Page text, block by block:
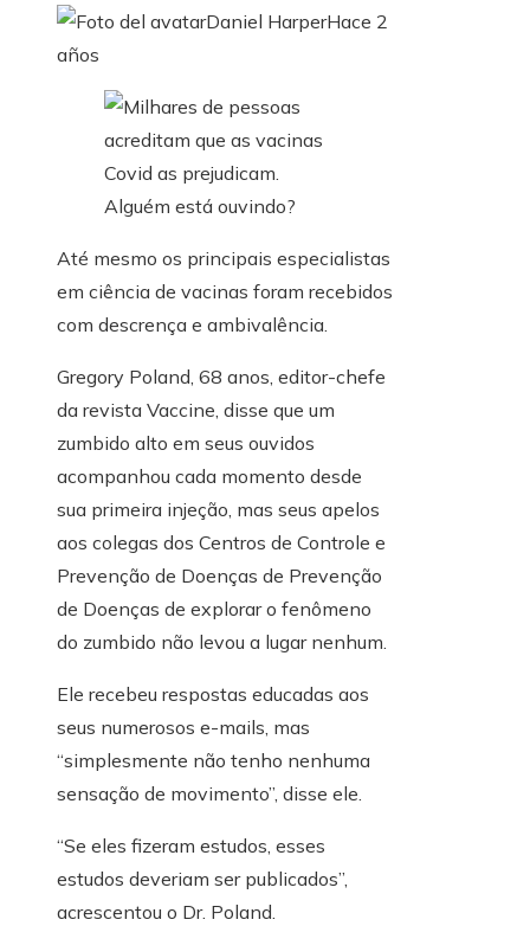
Daniel HarperHace 2
años
Até mesmo os principais especialistas
em ciência de vacinas foram recebidos
com descrença e ambivalência.
Gregory Poland, 68 anos, editor-chefe
da revista Vaccine, disse que um
zumbido alto em seus ouvidos
acompanhou cada momento desde
sua primeira injeção, mas seus apelos
aos colegas dos Centros de Controle e
Prevenção de Doenças de Prevenção
de Doenças de explorar o fenômeno
do zumbido não levou a lugar nenhum.
Ele recebeu respostas educadas aos
seus numerosos e-mails, mas
“simplesmente não tenho nenhuma
sensação de movimento”, disse ele.
“Se eles fizeram estudos, esses
estudos deveriam ser publicados”,
acrescentou o Dr. Poland.